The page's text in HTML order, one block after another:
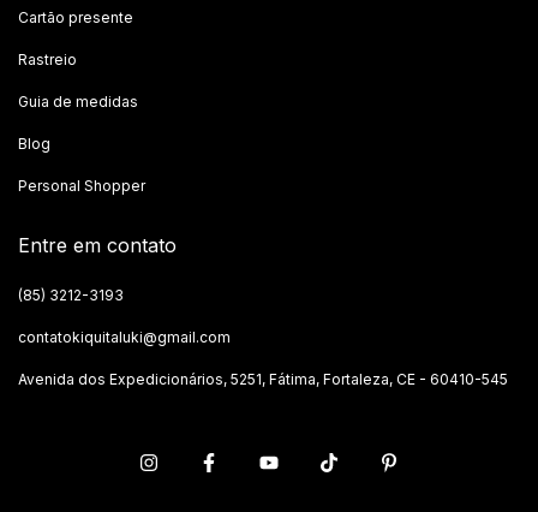
Cartão presente
Rastreio
Guia de medidas
Blog
Personal Shopper
Entre em contato
(85) 3212-3193
contatokiquitaluki@gmail.com
Avenida dos Expedicionários, 5251, Fátima, Fortaleza, CE - 60410-545